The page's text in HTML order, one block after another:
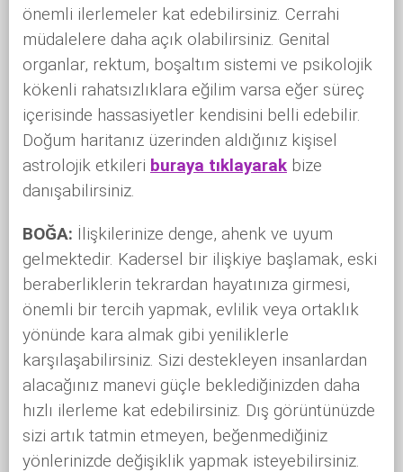
önemli ilerlemeler kat edebilirsiniz. Cerrahi
müdalelere daha açık olabilirsiniz. Genital
organlar, rektum, boşaltım sistemi ve psikolojik
kökenli rahatsızlıklara eğilim varsa eğer süreç
içerisinde hassasiyetler kendisini belli edebilir.
Doğum haritanız üzerinden aldığınız kişisel
astrolojik etkileri buraya tıklayarak bize
danışabilirsiniz.
BOĞA: İlişkilerinize denge, ahenk ve uyum
gelmektedir. Kadersel bir ilişkiye başlamak, eski
beraberliklerin tekrardan hayatınıza girmesi,
önemli bir tercih yapmak, evlilik veya ortaklık
yönünde kara almak gibi yeniliklerle
karşılaşabilirsiniz. Sizi destekleyen insanlardan
alacağınız manevi güçle beklediğinizden daha
hızlı ilerleme kat edebilirsiniz. Dış görüntünüzde
sizi artık tatmin etmeyen, beğenmediğiniz
yönlerinizde değişiklik yapmak isteyebilirsiniz.